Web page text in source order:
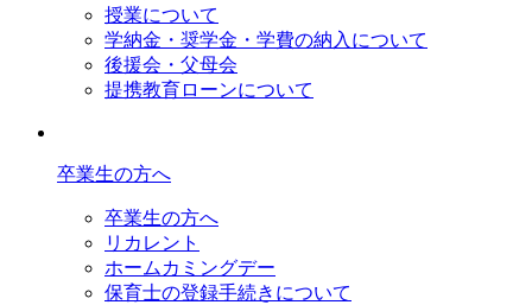
授業について
学納金・奨学金・学費の納入について
後援会・父母会
提携教育ローンについて
卒業生の方へ
卒業生の方へ
リカレント
ホームカミングデー
保育士の登録手続きについて